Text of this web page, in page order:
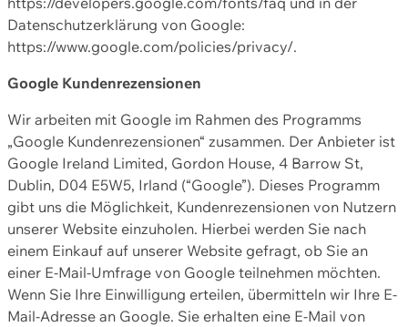
Datenschutzerklärung von Google:
https://www.google.com/policies/privacy/.
Google Kundenrezensionen
Wir arbeiten mit Google im Rahmen des Programms
„Google Kundenrezensionen“ zusammen. Der Anbieter ist
Google Ireland Limited, Gordon House, 4 Barrow St,
Dublin, D04 E5W5, Irland (“Google”). Dieses Programm
gibt uns die Möglichkeit, Kundenrezensionen von Nutzern
unserer Website einzuholen. Hierbei werden Sie nach
einem Einkauf auf unserer Website gefragt, ob Sie an
einer E-Mail-Umfrage von Google teilnehmen möchten.
Wenn Sie Ihre Einwilligung erteilen, übermitteln wir Ihre E-
Mail-Adresse an Google. Sie erhalten eine E-Mail von